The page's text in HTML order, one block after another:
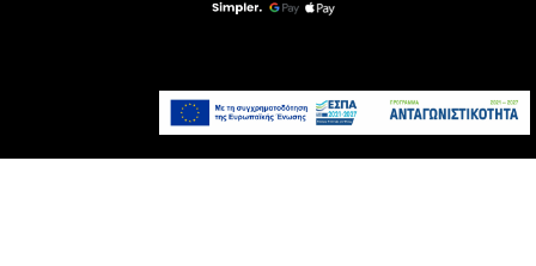
Προσθήκη στο καλάθι